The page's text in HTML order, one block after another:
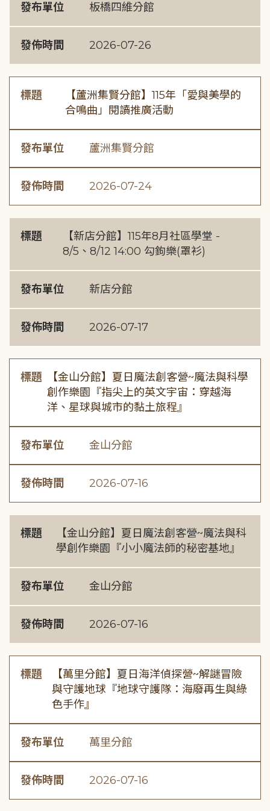
發布單位 板橋四維分館
發佈時間 2026-07-26
標題
【蘆洲集賢分館】115年「愛與美學的
合鳴曲」閱讀推廣活動
發布單位 蘆洲集賢分館
發佈時間 2026-07-24
標題
【新店分館】115年8月社區學堂 -
8/5、8/12 14:00 勾鉤樂(罩衫)
發布單位 新店分館
發佈時間 2026-07-17
標題
【金山分館】夏日魔法創客營~魔法與科學
創作樂園『指尖上的英文宇宙：穿越海
洋、星球與城市的黏土旅程』
發布單位 金山分館
發佈時間 2026-07-16
標題
【金山分館】夏日魔法創客營~魔法與科
學創作樂園『小小魔法師的秘密基地』
發布單位 金山分館
發佈時間 2026-07-16
標題
【萬里分館】夏日海洋偵探營~解謎冒險
與守護地球『地球守護隊：海廢再生與綠
色手作』
發布單位 萬里分館
發佈時間 2026-07-16